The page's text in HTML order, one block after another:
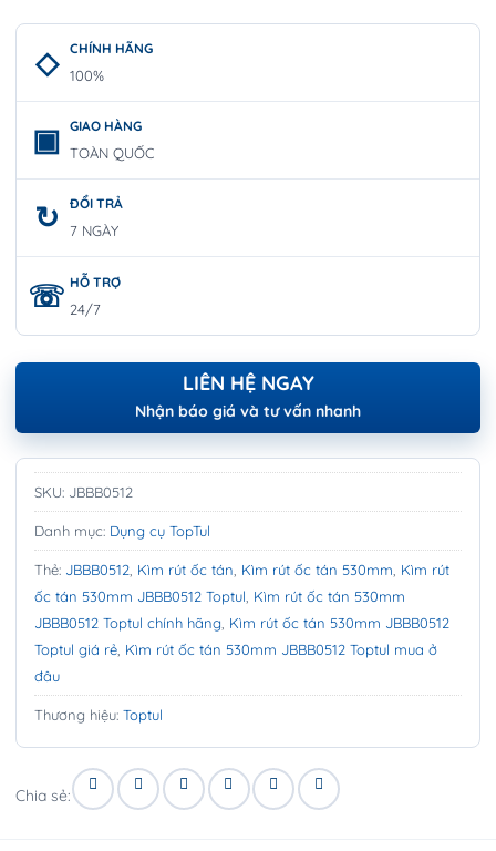
CHÍNH HÃNG
100%
GIAO HÀNG
TOÀN QUỐC
ĐỔI TRẢ
7 NGÀY
HỖ TRỢ
24/7
LIÊN HỆ NGAY
Nhận báo giá và tư vấn nhanh
SKU: JBBB0512
Danh mục: Dụng cụ TopTul
Thẻ: JBBB0512 Kìm rút ốc tán Kìm rút ốc tán 530mm Kìm rút
ốc tán 530mm JBBB0512 Toptul Kìm rút ốc tán 530mm
JBBB0512 Toptul chính hãng Kìm rút ốc tán 530mm JBBB0512
Toptul giá rẻ Kìm rút ốc tán 530mm JBBB0512 Toptul mua ở
đâu
Thương hiệu: Toptul
Chia sẻ: